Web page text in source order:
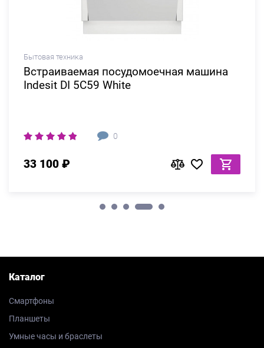
Бытовая техника
Встраиваемая посудомоечная машина
Indesit DI 5C59 White
0
33 100 ₽
Каталог
Смартфоны
Планшеты
Умные часы и браслеты